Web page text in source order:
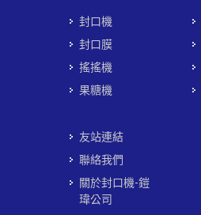
封口機
封口膜
搖搖機
果糖機
友站連結
聯絡我們
關於封口機-鎧
瑋公司